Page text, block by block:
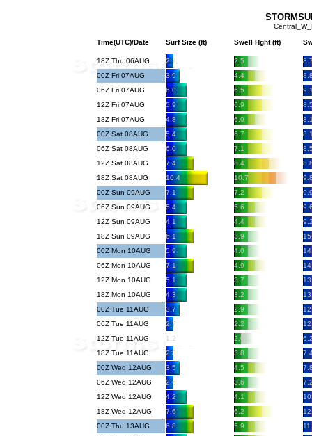
Time(UTC)/Date Surf Size (ft) Swell Hght (ft)
18Z Thu 06AUG 2.1 2.5
00Z Fri 07AUG
3.9 4.4
06Z Fri 07AUG
6.0 6.5
12Z Fri 07AUG
5.9 6.9
18Z Fri 07AUG
4.8 6.0
00Z Sat 08AUG
5.4 6.7
06Z Sat 08AUG
6.0 7.1
12Z Sat 08AUG
7.4 8.4
18Z Sat 08AUG
10.4 10.7
00Z Sun 09AUG
7.1 7.2
06Z Sun 09AUG
5.4 5.6
12Z Sun 09AUG
4.1 4.4
18Z Sun 09AUG
6.1 3.9
00Z Mon 10AUG
5.9 4.0
06Z Mon 10AUG
7.1 4.9
12Z Mon 10AUG
5.1 3.7
18Z Mon 10AUG
4.3 3.2
00Z Tue 11AUG
3.7 2.9
06Z Tue 11AUG
2.7 2.2
12Z Tue 11AUG
1.2 2.0
18Z Tue 11AUG
2.8 3.8
00Z Wed 12AUG
3.5 4.5
06Z Wed 12AUG
2.6 3.6
12Z Wed 12AUG
4.2 4.1
18Z Wed 12AUG
7.6 6.2
00Z Thu 13AUG
6.8 5.9